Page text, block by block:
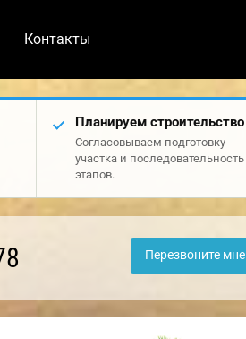
Контакты
Планируем строительство
Согласовываем подготовку
участка и последовательность
этапов.
Перезвоните мне